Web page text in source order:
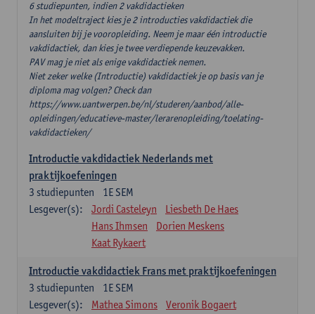
6 studiepunten, indien 2 vakdidactieken
In het modeltraject kies je 2 introducties vakdidactiek die
aansluiten bij je vooropleiding. Neem je maar één introductie
vakdidactiek, dan kies je twee verdiepende keuzevakken.
PAV mag je niet als enige vakdidactiek nemen.
Niet zeker welke (Introductie) vakdidactiek je op basis van je
diploma mag volgen? Check dan
https://www.uantwerpen.be/nl/studeren/aanbod/alle-
opleidingen/educatieve-master/lerarenopleiding/toelating-
vakdidactieken/
Introductie vakdidactiek Nederlands met
praktijkoefeningen
1E SEM
3 studiepunten
Lesgever(s):
Jordi Casteleyn
Liesbeth De Haes
Hans Ihmsen
Dorien Meskens
Kaat Rykaert
Introductie vakdidactiek Frans met praktijkoefeningen
1E SEM
3 studiepunten
Lesgever(s):
Mathea Simons
Veronik Bogaert